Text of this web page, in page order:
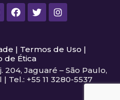
| Termos de Uso |
de Ética
204, Jaguaré – São Paulo,
Tel.: +55 11 3280-5537